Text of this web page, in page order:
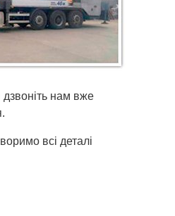
нам вже
всі деталі